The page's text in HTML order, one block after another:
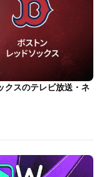
クスのテレビ放送・ネ